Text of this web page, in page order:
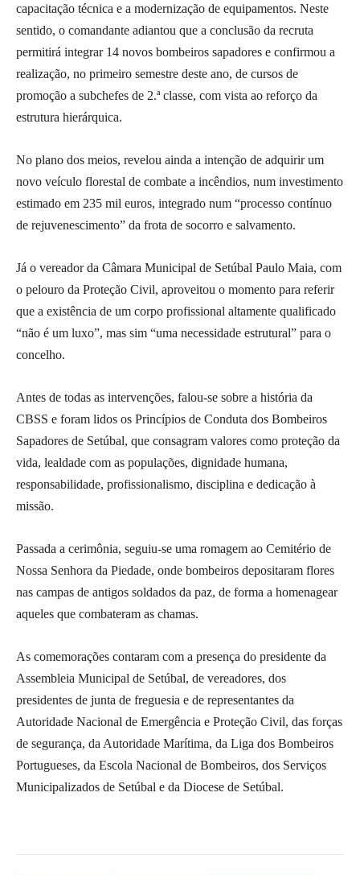
capacitação técnica e a modernização de equipamentos. Neste
sentido, o comandante adiantou que a conclusão da recruta
permitirá integrar 14 novos bombeiros sapadores e confirmou a
realização, no primeiro semestre deste ano, de cursos de
promoção a subchefes de 2.ª classe, com vista ao reforço da
estrutura hierárquica.
No plano dos meios, revelou ainda a intenção de adquirir um
novo veículo florestal de combate a incêndios, num investimento
estimado em 235 mil euros, integrado num “processo contínuo
de rejuvenescimento” da frota de socorro e salvamento.
Já o vereador da Câmara Municipal de Setúbal Paulo Maia, com
o pelouro da Proteção Civil, aproveitou o momento para referir
que a existência de um corpo profissional altamente qualificado
“não é um luxo”, mas sim “uma necessidade estrutural” para o
concelho.
Antes de todas as intervenções, falou-se sobre a história da
CBSS e foram lidos os Princípios de Conduta dos Bombeiros
Sapadores de Setúbal, que consagram valores como proteção da
vida, lealdade com as populações, dignidade humana,
responsabilidade, profissionalismo, disciplina e dedicação à
missão.
Passada a cerimônia, seguiu-se uma romagem ao Cemitério de
Nossa Senhora da Piedade, onde bombeiros depositaram flores
nas campas de antigos soldados da paz, de forma a homenagear
aqueles que combateram as chamas.
As comemorações contaram com a presença do presidente da
Assembleia Municipal de Setúbal, de vereadores, dos
presidentes de junta de freguesia e de representantes da
Autoridade Nacional de Emergência e Proteção Civil, das forças
de segurança, da Autoridade Marítima, da Liga dos Bombeiros
Portugueses, da Escola Nacional de Bombeiros, dos Serviços
Municipalizados de Setúbal e da Diocese de Setúbal.